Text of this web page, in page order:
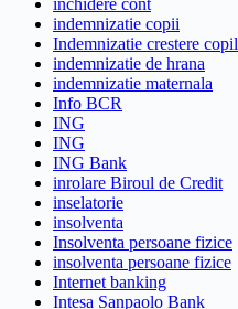
inchidere cont
indemnizatie copii
Indemnizatie crestere copil
indemnizatie de hrana
indemnizatie maternala
Info BCR
ING
ING
ING Bank
inrolare Biroul de Credit
inselatorie
insolventa
Insolventa persoane fizice
insolventa persoane fizice
Internet banking
Intesa Sanpaolo Bank